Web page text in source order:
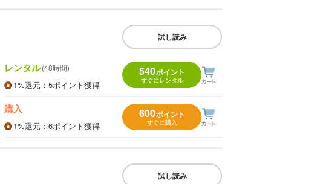
試し読み
レンタル(48時間)
1%還元 ：5ポイント獲得
540ポイント
すぐにレンタル
購入
1%還元 ：6ポイント獲得
600ポイント
すぐに購入
試し読み